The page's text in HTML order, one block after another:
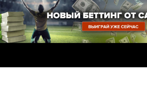
Перейти
к
содержимому